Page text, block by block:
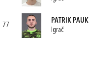
77
PATRIK PAUK
Igrač